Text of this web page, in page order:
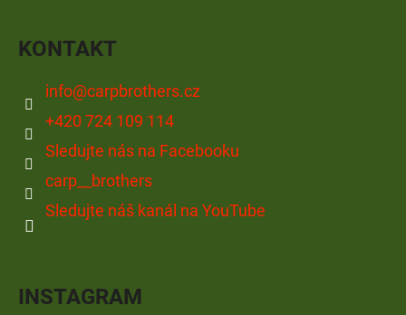
KONTAKT
info@carpbrothers.cz
+420 724 109 114
Sledujte nás na Facebooku
carp__brothers
Sledujte náš kanál na YouTube
INSTAGRAM